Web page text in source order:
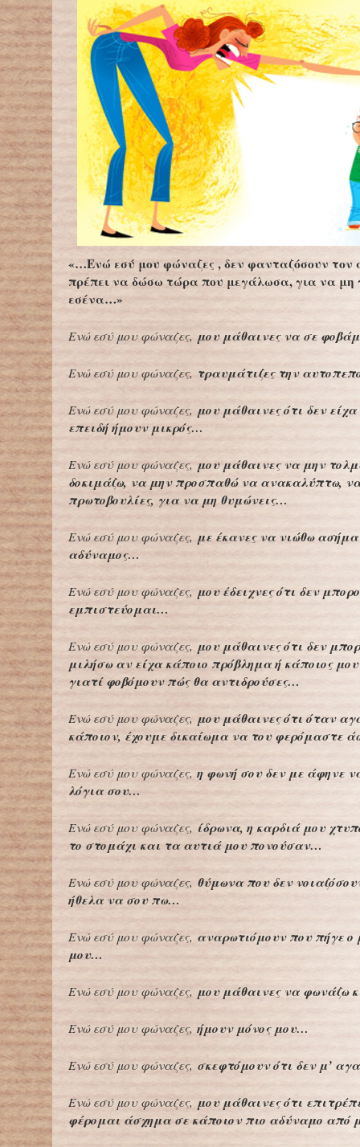
«…Ενώ εσύ μου φώναζες , δεν φανταζόσουν τον
πρέπει να δώσω τώρα που μεγάλωσα, για να μη
εσένα…»
Ενώ εσύ μου φώναζες, μου μάθαινες να σε
Ενώ εσύ μου φώναζες, τραυμάτιζες την
Ενώ εσύ μου φώναζες, μου μάθαινες ότι δεν
επειδή ήμουν μικρός…
Ενώ εσύ μου φώναζες, μου μάθαινες να μην
δοκιμάζω, να μην προσπαθώ να ανακαλύπτω,
πρωτοβουλίες, για να μη θυμώνεις…
Ενώ εσύ μου φώναζες, με έκανες να νιώθω
αδύναμος…
Ενώ εσύ μου φώναζες, μου έδειχνες ότι δεν
εμπιστεύομαι…
Ενώ εσύ μου φώναζες, μου μάθαινες ότι δεν
μιλήσω αν είχα κάποιο πρόβλημα ή κάποιος
γιατί φοβόμουν πώς θα αντιδρούσες…
Ενώ εσύ μου φώναζες, μου μάθαινες ότι όταν
κάποιον, έχουμε δικαίωμα να του φερόμαστε
Ενώ εσύ μου φώναζες, η φωνή σου δεν με άφηνε
λόγια σου…
Ενώ εσύ μου φώναζες, ίδρωνα, η καρδιά μου
το στομάχι και τα αυτιά μου πονούσαν…
Ενώ εσύ μου φώναζες, θύμωνα που δεν
ήθελα να σου πω…
Ενώ εσύ μου φώναζες, αναρωτιόμουν που πήγε
μου…
Ενώ εσύ μου φώναζες, μου μάθαινες να φωνάζω
Ενώ εσύ μου φώναζες, ήμουν μόνος μου…
Ενώ εσύ μου φώναζες, σκεφτόμουν ότι δεν μ’
Ενώ εσύ μου φώναζες, μου μάθαινες ότι
φέρομαι άσχημα σε κάποιον πιο αδύναμο από